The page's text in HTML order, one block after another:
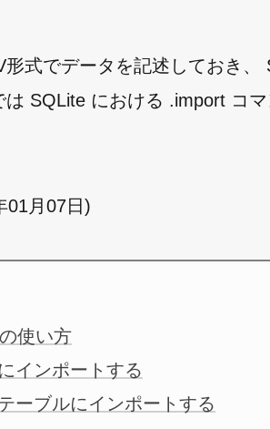
式でデータを記述しておき
は SQLite における .import コ
01月07日 )
使い方
インポートする
ーブルにインポートする